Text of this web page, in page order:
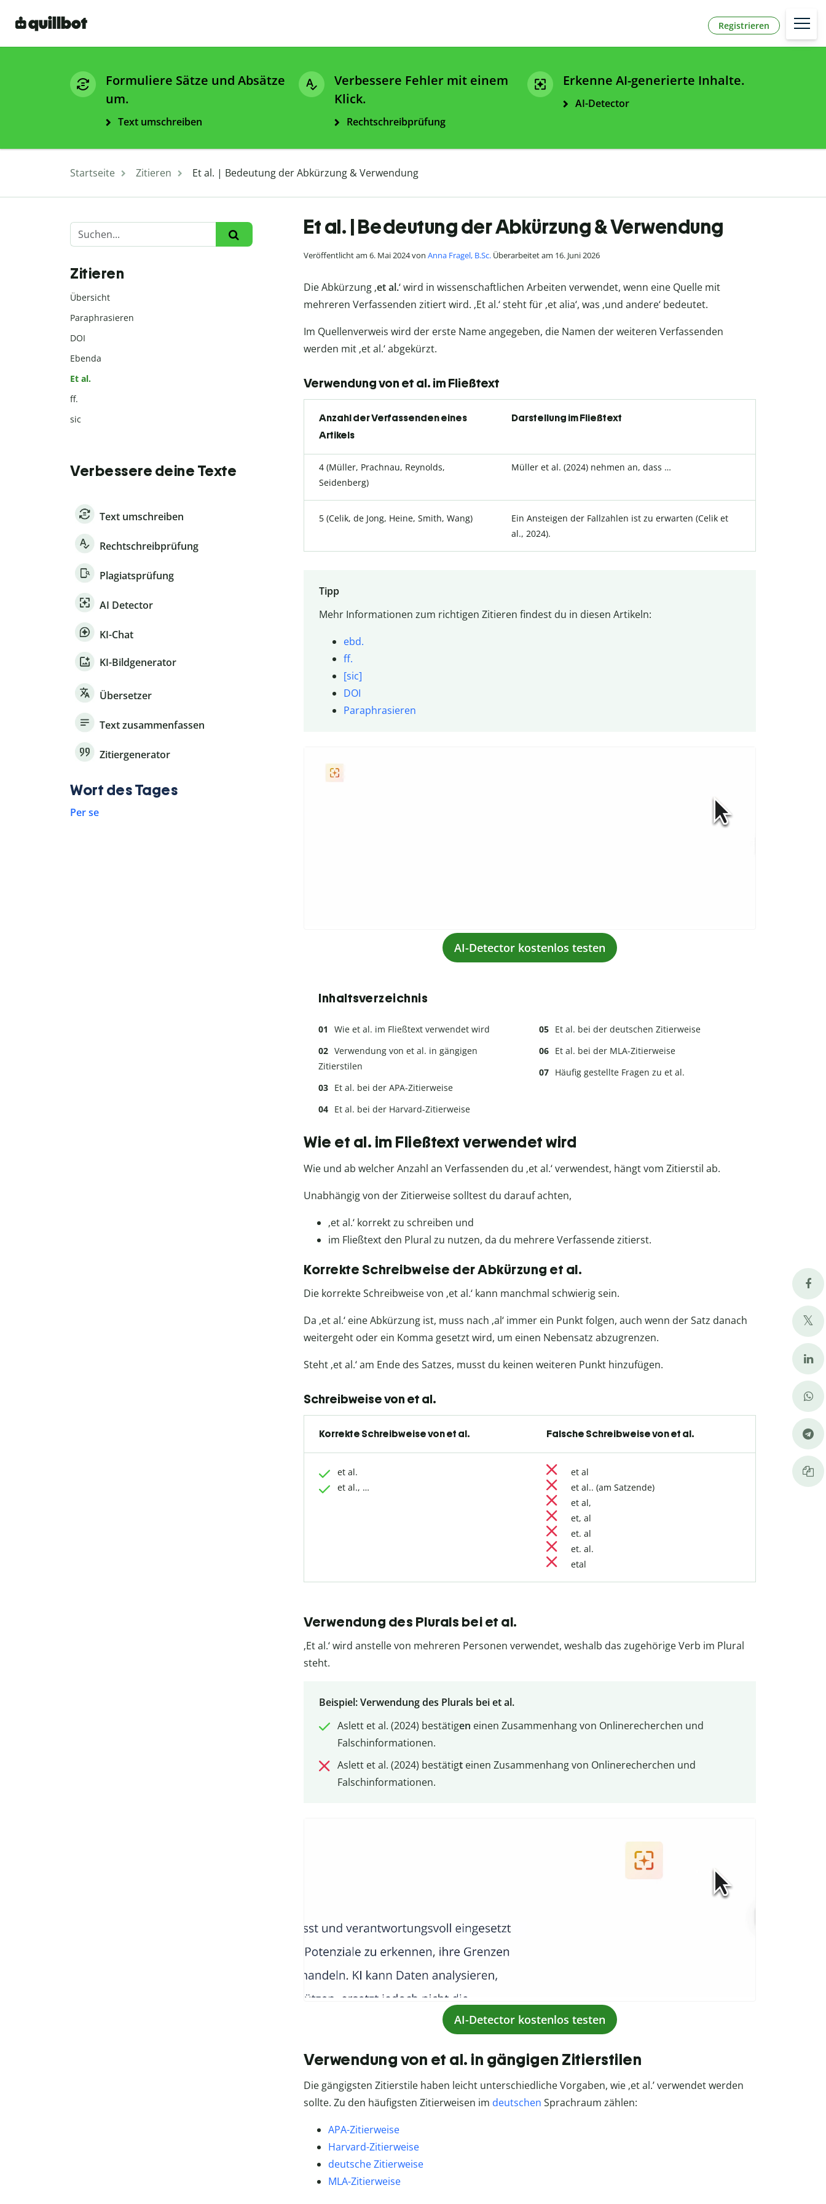
Registrieren
Formuliere Sätze und Absätze
um.
Text umschreiben
Verbessere Fehler mit einem
Klick.
Rechtschreibprüfung
Erkenne AI-generierte Inhalte.
AI-Detector
Startseite Zitieren Et al. | Bedeutung der Abkürzung & Verwendung
Et al. | Bedeutung der Abkürzung & Verwendung
Veröffentlicht am 6. Mai 2024 von Anna Fragel, B.Sc. Überarbeitet am 16. Juni 2026
Die Abkürzung ‚et al.‘ wird in wissenschaftlichen Arbeiten verwendet, wenn eine Quelle mit
mehreren Verfassenden zitiert wird. ‚Et al.‘ steht für ‚et alia‘, was ‚und andere‘ bedeutet.
Im Quellenverweis wird der erste Name angegeben, die Namen der weiteren Verfassenden
werden mit ‚et al.‘ abgekürzt.
Verwendung von et al. im Fließtext
Anzahl der Verfassenden eines
Artikels
Darstellung im Fließtext
4 (Müller, Prachnau, Reynolds,
Seidenberg)
Müller et al. (2024) nehmen an, dass …
5 (Celik, de Jong, Heine, Smith, Wang)
Ein Ansteigen der Fallzahlen ist zu erwarten (Celik et
al., 2024).
Tipp
Mehr Informationen zum richtigen Zitieren findest du in diesen Artikeln:
ebd.
ff.
[sic]
DOI
Paraphrasieren
AI-Detector kostenlos testen
Inhaltsverzeichnis
Wie et al. im Fließtext verwendet wird
Verwendung von et al. in gängigen
Zitierstilen
Et al. bei der APA-Zitierweise
Et al. bei der Harvard-Zitierweise
Et al. bei der deutschen Zitierweise
Et al. bei der MLA-Zitierweise
Häufig gestellte Fragen zu et al.
Wie et al. im Fließtext verwendet wird
Wie und ab welcher Anzahl an Verfassenden du ‚et al.‘ verwendest, hängt vom Zitierstil ab.
Unabhängig von der Zitierweise solltest du darauf achten,
‚et al.‘ korrekt zu schreiben und
im Fließtext den Plural zu nutzen, da du mehrere Verfassende zitierst.
Korrekte Schreibweise der Abkürzung et al.
Die korrekte Schreibweise von ‚et al.‘ kann manchmal schwierig sein.
Da ‚et al.‘ eine Abkürzung ist, muss nach ‚al‘ immer ein Punkt folgen, auch wenn der Satz danach
weitergeht oder ein Komma gesetzt wird, um einen Nebensatz abzugrenzen.
Steht ‚et al.‘ am Ende des Satzes, musst du keinen weiteren Punkt hinzufügen.
Schreibweise von et al.
Korrekte Schreibweise von et al. Falsche Schreibweise von et al.
et al.
et al., …
et al
et al.. (am Satzende)
et al,
et, al
et. al
et. al.
etal
Verwendung des Plurals bei et al.
‚Et al.‘ wird anstelle von mehreren Personen verwendet, weshalb das zugehörige Verb im Plural
steht.
Beispiel: Verwendung des Plurals bei et al.
Aslett et al. (2024) bestätigen einen Zusammenhang von Onlinerecherchen und
Falschinformationen.
Aslett et al. (2024) bestätigt einen Zusammenhang von Onlinerecherchen und
Falschinformationen.
AI-Detector kostenlos testen
Verwendung von et al. in gängigen Zitierstilen
Die gängigsten Zitierstile haben leicht unterschiedliche Vorgaben, wie ‚et al.’ verwendet werden
sollte. Zu den häufigsten Zitierweisen im deutschen Sprachraum zählen:
APA-Zitierweise
Harvard-Zitierweise
deutsche Zitierweise
MLA-Zitierweise
Zitieren
Übersicht
Paraphrasieren
DOI
Ebenda
Et al.
ff.
sic
Verbessere deine Texte
Text umschreiben
Rechtschreibprüfung
Plagiatsprüfung
AI Detector
KI-Chat
KI-Bildgenerator
Übersetzer
Text zusammenfassen
Zitiergenerator
Wort des Tages
Per se